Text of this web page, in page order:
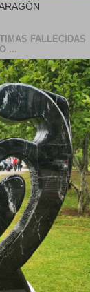
FALLECIDAS
...